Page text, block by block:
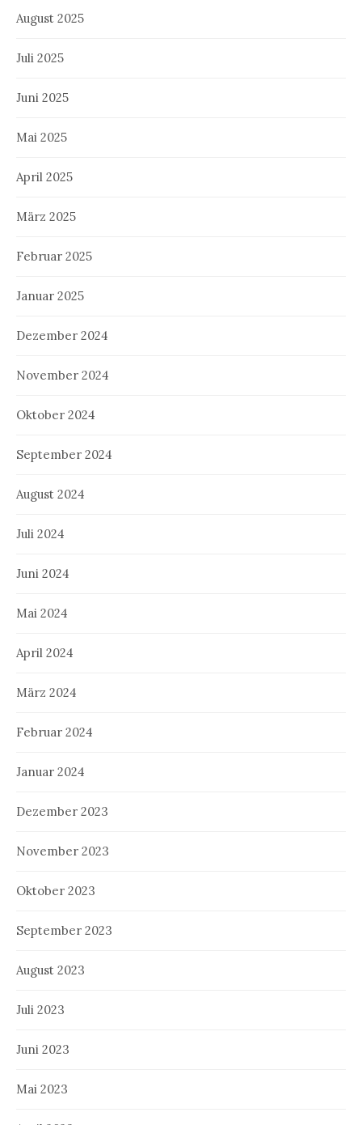
August 2025
Juli 2025
Juni 2025
Mai 2025
April 2025
März 2025
Februar 2025
Januar 2025
Dezember 2024
November 2024
Oktober 2024
September 2024
August 2024
Juli 2024
Juni 2024
Mai 2024
April 2024
März 2024
Februar 2024
Januar 2024
Dezember 2023
November 2023
Oktober 2023
September 2023
August 2023
Juli 2023
Juni 2023
Mai 2023